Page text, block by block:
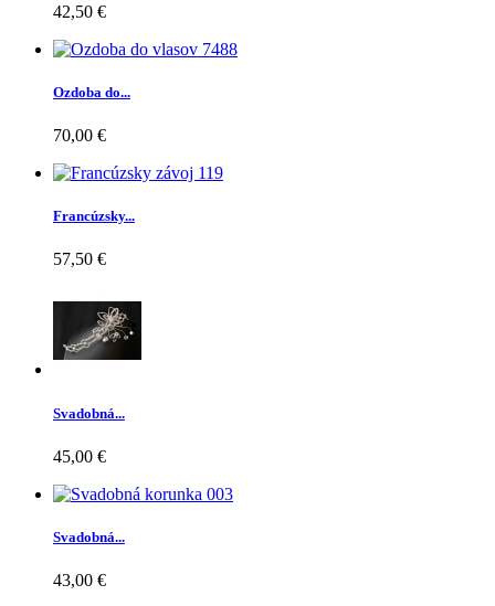
42,50 €
Ozdoba do...
70,00 €
Francúzsky...
57,50 €
Svadobná...
45,00 €
Svadobná...
43,00 €